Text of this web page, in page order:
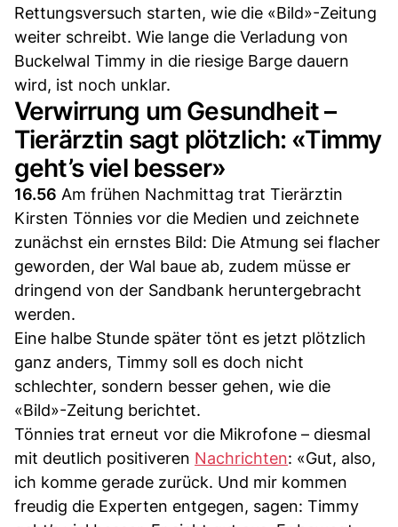
Rettungsversuch starten, wie die «Bild»-Zeitung
weiter schreibt. Wie lange die Verladung von
Buckelwal Timmy in die riesige Barge dauern
wird, ist noch unklar.
Verwirrung um Gesundheit –
Tierärztin sagt plötzlich: «Timmy
geht’s viel besser»
16.56 Am frühen Nachmittag trat Tierärztin
Kirsten Tönnies vor die Medien und zeichnete
zunächst ein ernstes Bild: Die Atmung sei flacher
geworden, der Wal baue ab, zudem müsse er
dringend von der Sandbank heruntergebracht
werden.
Eine halbe Stunde später tönt es jetzt plötzlich
ganz anders, Timmy soll es doch nicht
schlechter, sondern besser gehen, wie die
«Bild»-Zeitung berichtet.
Tönnies trat erneut vor die Mikrofone – diesmal
mit deutlich positiveren Nachrichten: «Gut, also,
ich komme gerade zurück. Und mir kommen
freudig die Experten entgegen, sagen: Timmy